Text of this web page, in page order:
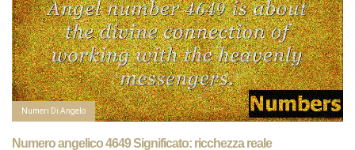
Numeri Di Angelo
Numero angelico 4649 Significato: ricchezza reale